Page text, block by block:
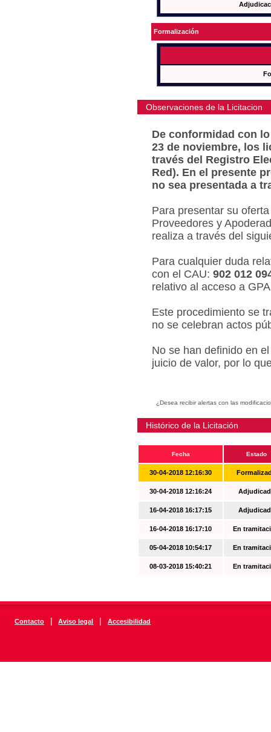
Formalización
Observaciones de la Licitacion
De conformidad con
23 de noviembre, los
través del Registro
Red). En el presente
no sea presentada a
Para presentar su
Proveedores y
realiza a través del
Para cualquier duda
con el CAU: 902 012
relativo al acceso a
Este procedimiento se
no se celebran actos
No se han definido en
juicio de valor, por lo
¿Desea recibir alertas con las
Histórico de la Licitación
Fecha Estado
30-04-2018 12:16:30
30-04-2018 12:16:24
16-04-2018 16:17:15
16-04-2018 16:17:10 En
05-04-2018 10:54:17 En
08-03-2018 15:40:21 En
Contacto | Aviso legal | Accesibilidad